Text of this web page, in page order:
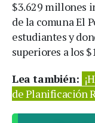
$3.629 millones
de la comuna El
estudiantes y
superiores a los
Lea también:
de Planificación